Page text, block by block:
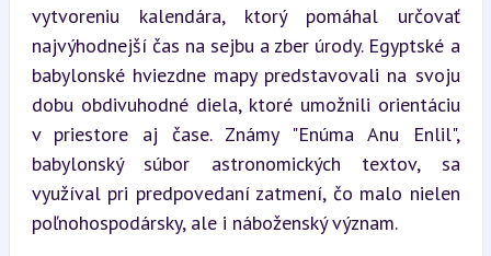
vytvoreniu kalendára, ktorý pomáhal určovať
najvýhodnejší čas na sejbu a zber úrody. Egyptské a
babylonské hviezdne mapy predstavovali na svoju
dobu obdivuhodné diela, ktoré umožnili orientáciu
v priestore aj čase. Známy "Enúma Anu Enlil",
babylonský súbor astronomických textov, sa
využíval pri predpovedaní zatmení, čo malo nielen
poľnohospodársky, ale i náboženský význam.